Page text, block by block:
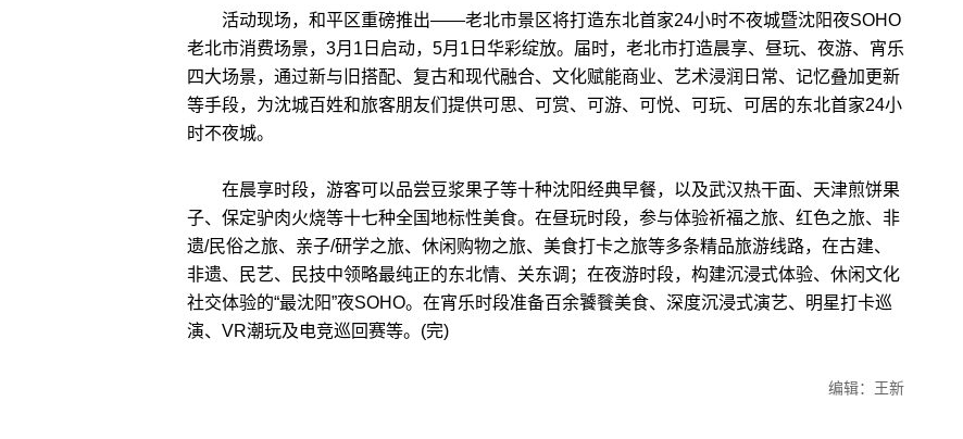
活动现场，和平区重磅推出——老北市景区将打造东北首家24小时不夜城暨沈阳夜SOHO
老北市消费场景，3月1日启动，5月1日华彩绽放。届时，老北市打造晨享、昼玩、夜游、宵乐
四大场景，通过新与旧搭配、复古和现代融合、文化赋能商业、艺术浸润日常、记忆叠加更新
等手段，为沈城百姓和旅客朋友们提供可思、可赏、可游、可悦、可玩、可居的东北首家24小
时不夜城。
在晨享时段，游客可以品尝豆浆果子等十种沈阳经典早餐，以及武汉热干面、天津煎饼果
子、保定驴肉火烧等十七种全国地标性美食。在昼玩时段，参与体验祈福之旅、红色之旅、非
遗/民俗之旅、亲子/研学之旅、休闲购物之旅、美食打卡之旅等多条精品旅游线路，在古建、
非遗、民艺、民技中领略最纯正的东北情、关东调；在夜游时段，构建沉浸式体验、休闲文化
社交体验的“最沈阳”夜SOHO。在宵乐时段准备百余饕餮美食、深度沉浸式演艺、明星打卡巡
演、VR潮玩及电竞巡回赛等。(完)
编辑：王新